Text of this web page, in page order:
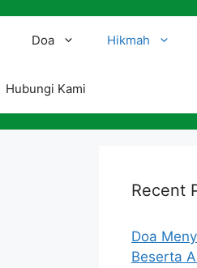
Doa Hikmah
Hubungi Kami
Recent
Doa
Beserta